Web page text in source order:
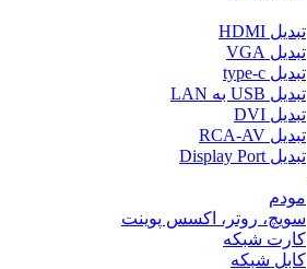
تبدیل HDMI
تبدیل VGA
تبدیل type-c
تبدیل USB به LAN
تبدیل DVI
تبدیل RCA-AV
تبدیل Display Port
مودم
سویچ، روتر، اکسس پوینت
کارت شبکه
کابل شبکه